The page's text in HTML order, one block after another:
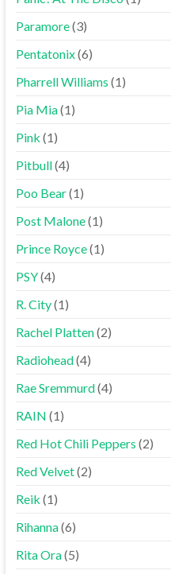
Paramore(3)
Pentatonix(6)
Pharrell Williams (1)
Pia Mia(1)
Pink (1)
Pitbull(4)
Poo Bear(1)
Post Malone(1)
Prince Royce(1)
PSY(4)
R. City(1)
Rachel Platten(2)
Radiohead(4)
Rae Sremmurd(4)
RAIN (1)
Red Hot Chili Peppers (2)
Red Velvet(2)
Reik (1)
Rihanna(6)
Rita Ora(5)